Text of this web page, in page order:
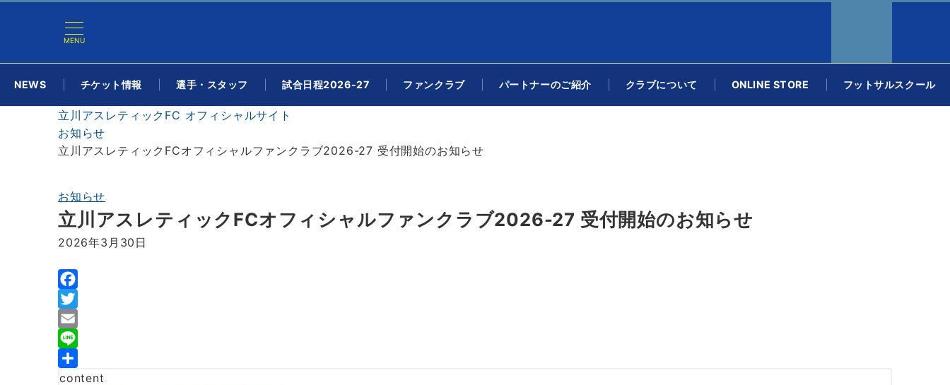
MENU
NEWS チケット情報 選手・スタッフ 試合日程2026-27 ファンクラブ パートナーのご紹介 クラブについて ONLINE STORE フットサルスクール
立川アスレティックFC オフィシャルサイト
お知らせ
立川アスレティックFCオフィシャルファンクラブ2026-27 受付開始のお知らせ
お知らせ
立川アスレティックFCオフィシャルファンクラブ2026-27 受付開始のお知らせ
2026年3月30日
F
a
c
e
b
T
w
t
E
m
a
L
i共
content